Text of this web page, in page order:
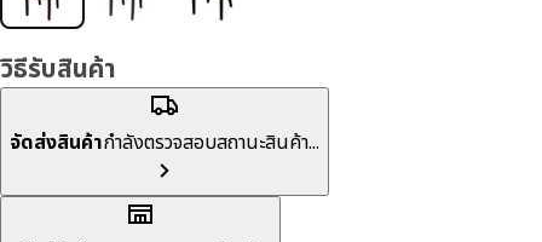
วิธีรับสินค้า
จัดส่งสินค้ากำลังตรวจสอบสถานะสินค้า...